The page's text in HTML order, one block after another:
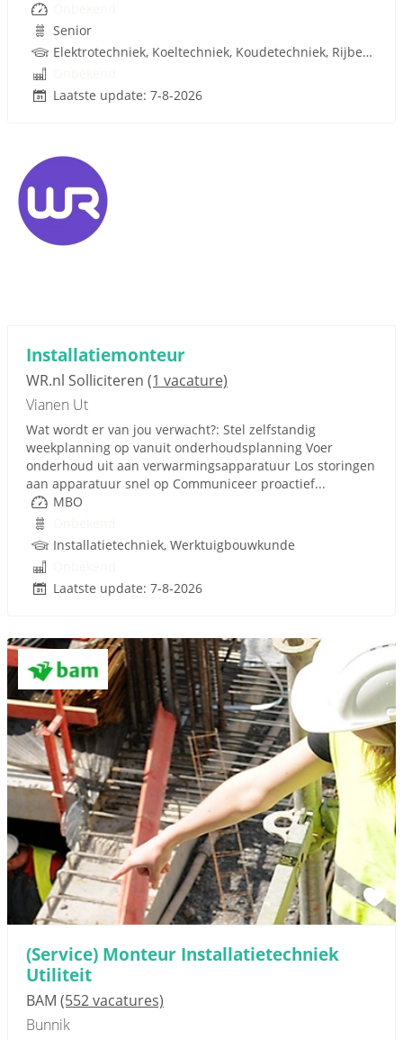
Senior
Elektrotechniek, Koeltechniek, Koudetechniek, Rijbewijs
Laatste update: 7-8-2026
Installatiemonteur
WR.nl Solliciteren (1 vacature)
Vianen Ut
Wat wordt er van jou verwacht?: Stel zelfstandig
weekplanning op vanuit onderhoudsplanning Voer
onderhoud uit aan verwarmingsapparatuur Los storingen
aan apparatuur snel op Communiceer proactief...
MBO
Installatietechniek, Werktuigbouwkunde
Laatste update: 7-8-2026
(Service) Monteur Installatietechniek
Utiliteit
BAM (552 vacatures)
Bunnik